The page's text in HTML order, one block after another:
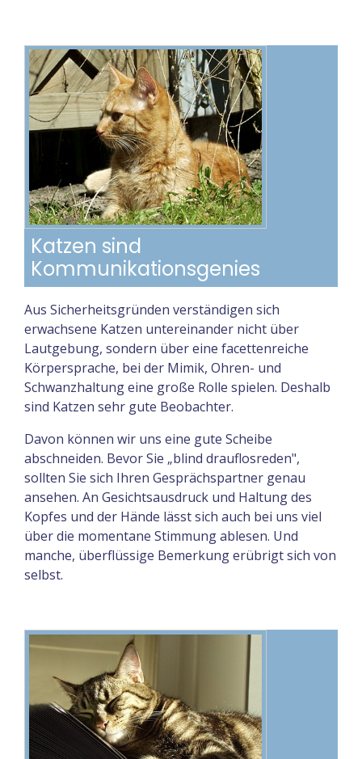
Katzen sind
Kommunikationsgenies
Aus Sicherheitsgründen verständigen sich
erwachsene Katzen untereinander nicht über
Lautgebung, sondern über eine facettenreiche
Körpersprache, bei der Mimik, Ohren- und
Schwanzhaltung eine große Rolle spielen. Deshalb
sind Katzen sehr gute Beobachter.
Davon können wir uns eine gute Scheibe
abschneiden. Bevor Sie „blind drauflosreden",
sollten Sie sich Ihren Gesprächspartner genau
ansehen. An Gesichtsausdruck und Haltung des
Kopfes und der Hände lässt sich auch bei uns viel
über die momentane Stimmung ablesen. Und
manche, überflüssige Bemerkung erübrigt sich von
selbst.